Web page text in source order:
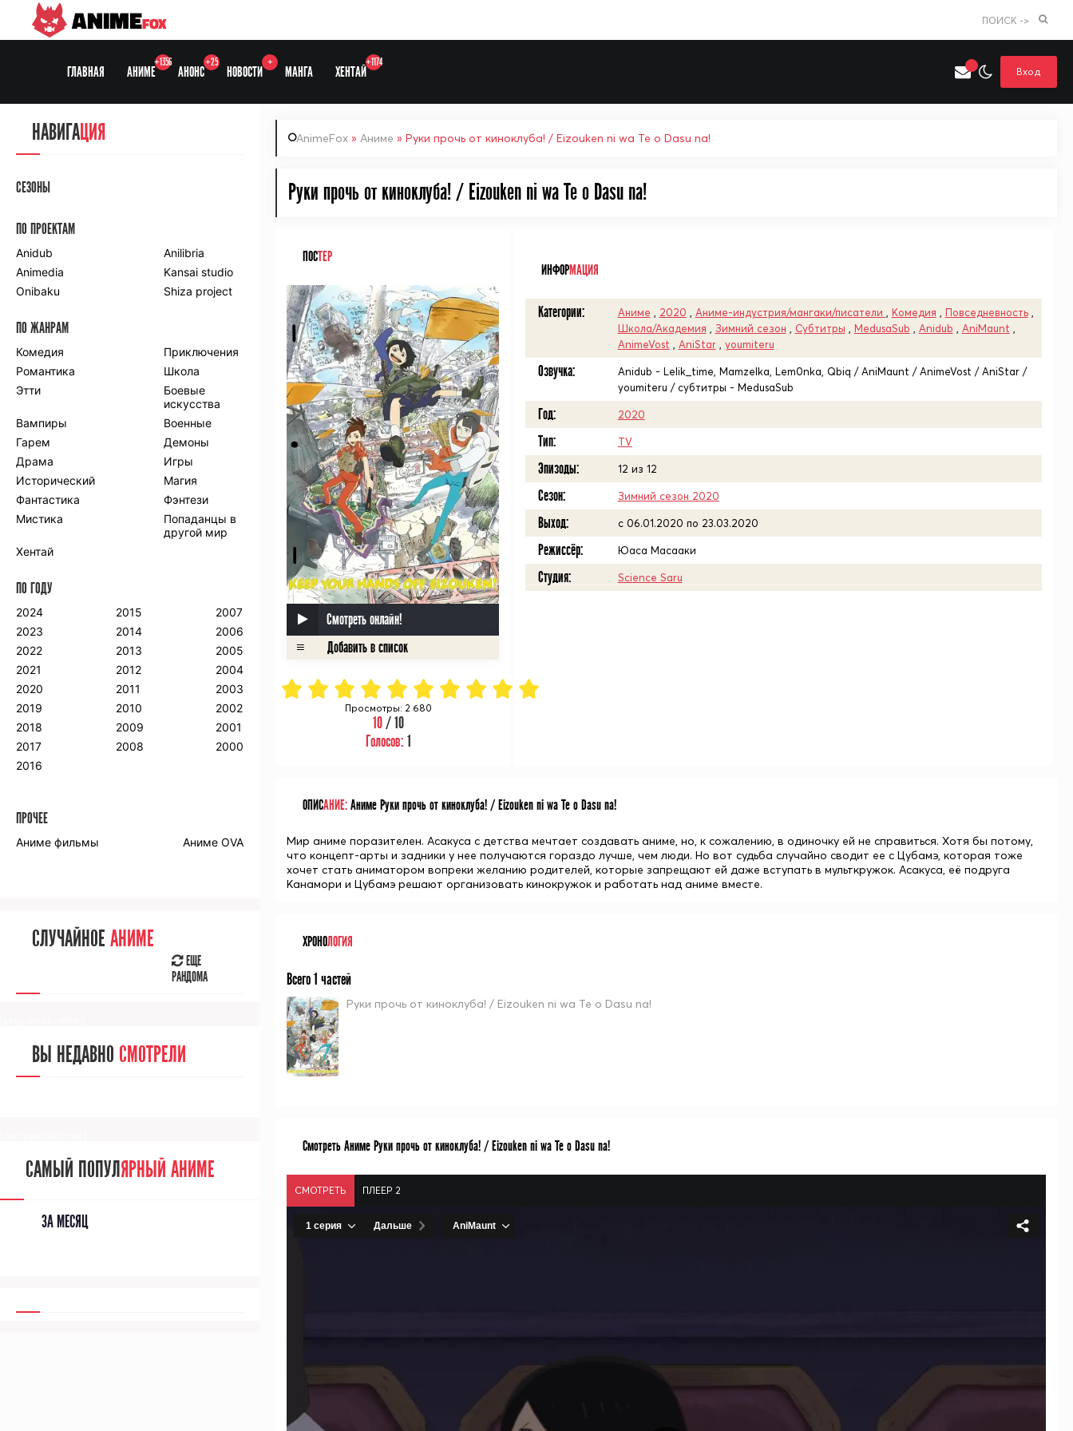
Выберите одну категорию для поиска
ANIMEFOX ПОИСК ->
ГЛАВНАЯ АНИМЕ
+1356
АНОНС
+25
НОВОСТИ
+
МАНГА ХЕНТАЙ
+1174
Вход
AnimeFox » Аниме » Руки прочь от киноклуба! / Eizouken ni wa Te o Dasu na!
Руки прочь от киноклуба! / Eizouken ni wa Te o Dasu na!
ПОСТЕР
Смотреть онлайн!
Просмотры: 2 680
10/ 10
Голосов:1
ИНФОРМАЦИЯ
Категории: Аниме 2020 Аниме-индустрия/мангаки/писатели Комедия Повседневность,
Школа/Академия
Зимний сезон Субтитры MedusaSub Anidub AniMaunt
AnimeVost
AniStar, youmiteru
Озвучка:
Anidub - Lelik_time, Mamzelka, Lem0nka, Qbiq / AniMaunt / AnimeVost / AniStar /
youmiteru / субтитры - MedusaSub
Год: 2020
Тип: TV
Эпизоды: 12 из 12
Сезон: Зимний сезон 2020
Выход: c 06.01.2020 по 23.03.2020
Режиссёр: Юаса Масааки
Студия: Science Saru
ОПИСАНИЕ:Аниме Руки прочь от киноклуба! / Eizouken ni wa Te o Dasu na!
Мир аниме поразителен. Асакуса с детства мечтает создавать аниме, но, к сожалению, в одиночку ей не справиться. Хотя бы потому,
что концепт-арты и задники у нее получаются гораздо лучше, чем люди. Но вот судьба случайно сводит ее с Цубамэ, которая тоже
хочет стать аниматором вопреки желанию родителей, которые запрещают ей даже вступать в мульткружок. Асакуса, её подруга
Канамори и Цубамэ решают организовать кинокружок и работать над аниме вместе.
ХРОНОЛОГИЯ
Всего 1 частей
Руки прочь от киноклуба! / Eizouken ni wa Te o Dasu na!
Смотреть Аниме Руки прочь от киноклуба! / Eizouken ni wa Te o Dasu na!
СМОТРЕТЬ ПЛЕЕР 2
НАВИГАЦИЯ
СЕЗОНЫ
ПО ПРОЕКТАМ
Anidub
Anilibria
Animedia
Kansai studio
Onibaku
Shiza project
ПО ЖАНРАМ
Комедия
Приключения
Романтика
Школа
Этти
Боевые
искусства
Вампиры
Военные
Гарем
Демоны
Драма
Игры
Исторический
Магия
Фантастика
Фэнтези
Мистика
Попаданцы в
другой мир
Хентай
ПО ГОДУ
2024
2023
2022
2021
2020
2019
2018
2017
2016
2015
2014
2013
2012
2011
2010
2009
2008
2007
2006
2005
2004
2003
2002
2001
2000
ПРОЧЕЕ
Аниме фильмы Аниме OVA
СЛУЧАЙНОЕ АНИМЕ
ЕЩЕ
РАНДОМА
ВЫ НЕДАВНО СМОТРЕЛИ
САМЫЙ ПОПУЛЯРНЫЙ АНИМЕ
ЗА МЕСЯЦ